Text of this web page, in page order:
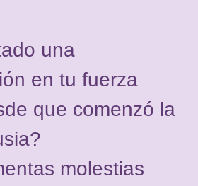
una
en tu fuerza
que comenzó la
molestias